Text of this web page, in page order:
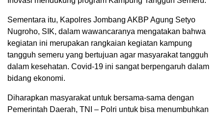
Sementara itu, Kapolres Jombang AKBP Agung Setyo
Nugroho, SIK, dalam wawancaranya mengatakan bahwa
kegiatan ini merupakan rangkaian kegiatan kampung
tangguh semeru yang bertujuan agar masyarakat tangguh
dalam kesehatan. Covid-19 ini sangat berpengaruh dalam
bidang ekonomi.
Diharapkan masyarakat untuk bersama-sama dengan
Pemerintah Daerah, TNI – Polri untuk bisa menumbuhkan